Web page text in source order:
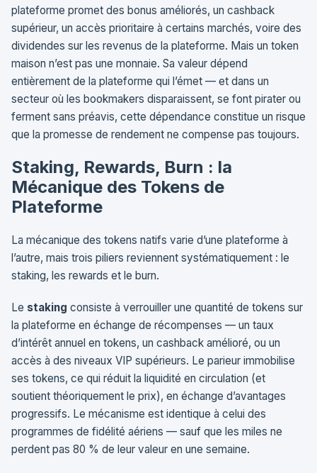
plateforme promet des bonus améliorés, un cashback
supérieur, un accès prioritaire à certains marchés, voire des
dividendes sur les revenus de la plateforme. Mais un token
maison n’est pas une monnaie. Sa valeur dépend
entièrement de la plateforme qui l’émet — et dans un
secteur où les bookmakers disparaissent, se font pirater ou
ferment sans préavis, cette dépendance constitue un risque
que la promesse de rendement ne compense pas toujours.
Staking, Rewards, Burn : la
Mécanique des Tokens de
Plateforme
La mécanique des tokens natifs varie d’une plateforme à
l’autre, mais trois piliers reviennent systématiquement : le
staking, les rewards et le burn.
Le staking consiste à verrouiller une quantité de tokens sur
la plateforme en échange de récompenses — un taux
d’intérêt annuel en tokens, un cashback amélioré, ou un
accès à des niveaux VIP supérieurs. Le parieur immobilise
ses tokens, ce qui réduit la liquidité en circulation (et
soutient théoriquement le prix), en échange d’avantages
progressifs. Le mécanisme est identique à celui des
programmes de fidélité aériens — sauf que les miles ne
perdent pas 80 % de leur valeur en une semaine.